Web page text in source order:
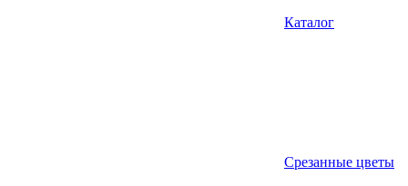
Каталог
Срезанные цветы